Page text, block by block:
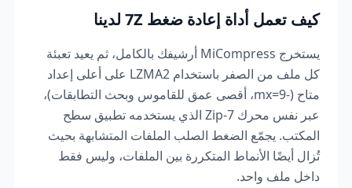
كيف تعمل أداة إعادة ضغط 7Z لدينا
يستخرج MiCompress أرشيفك بالكامل، ثم يعيد تعبئة
كل ملف من الصفر باستخدام LZMA2 على أعلى إعداد
متاح (-mx=9، أقصى عمق للقاموس وبحث التطابقات)،
عبر نفس محرك 7-Zip الذي يستخدمه تطبيق سطح
المكتب. يجمّع الضغط الصلب الملفات المتشابهة بحيث
تُزال أيضًا الأنماط المتكررة بين الملفات، وليس فقط
داخل ملف واحد.